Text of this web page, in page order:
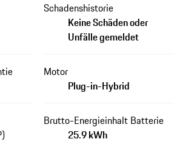
Schadenshistorie
Keine Schäden oder
Unfälle gemeldet
Motor
Plug-in-Hybrid
Brutto-Energieinhalt Batterie
25.9 kWh